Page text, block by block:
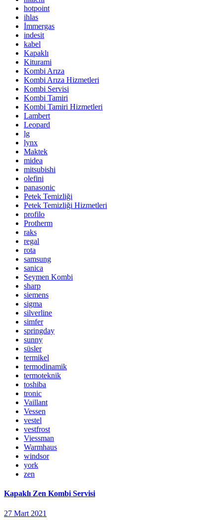
hotpoint
ihlas
İmmergas
indesit
kabel
Kapaklı
Kiturami
Kombi Arıza
Kombi Arıza Hizmetleri
Kombi Servisi
Kombi Tamiri
Kombi Tamiri Hizmetleri
Lambert
Leopard
lg
lynx
Maktek
midea
mitsubishi
olefini
panasonic
Petek Temizliği
Petek Temizliği Hizmetleri
profilo
Protherm
raks
regal
rota
samsung
sanica
Seymen Kombi
sharp
siemens
sigma
silverline
simfer
springday
sunny
süsler
termikel
termodinamik
termoteknik
toshiba
tronic
Vaillant
Vessen
vestel
vestfrost
Viessman
Warmhaus
windsor
york
zen
Kapaklı Zen Kombi Servisi
27 Mart 2021